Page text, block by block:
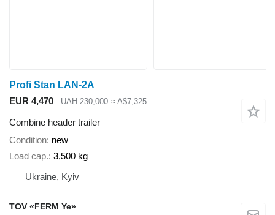
Profi Stan LAN-2A
EUR 4,470
UAH 230,000 ≈ A$7,325
Combine header trailer
Condition new
Load cap. 3,500 kg
Ukraine, Kyiv
TOV «FERM Ye»